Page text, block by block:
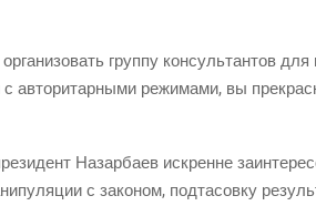
груп­пу кон­суль­тан­тов
авто­ри­тар­ны­ми режи­ма­ми, вы
Назар­ба­ев искренне
с зако­ном, под­та­сов­ку